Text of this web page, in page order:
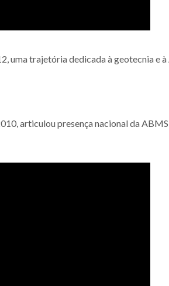
uma trajetória dedicada à geotecnia e
articulou presença nacional da